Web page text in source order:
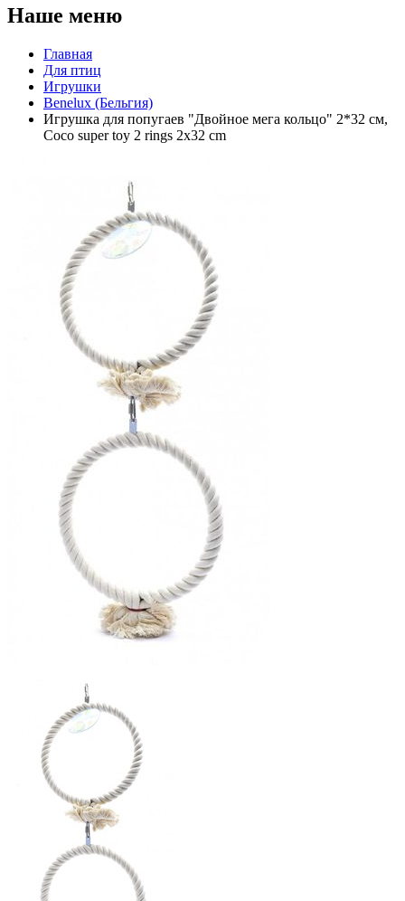
Наше меню
Главная
Для птиц
Игрушки
Benelux (Бельгия)
Игрушка для попугаев "Двойное мега кольцо" 2*32 см,
Coco super toy 2 rings 2x32 cm